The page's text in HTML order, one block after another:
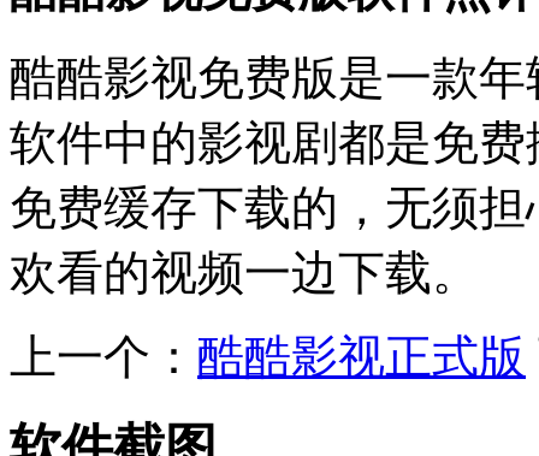
酷酷影视免费版是一款
软件中的影视剧都是免
免费缓存下载的，无须
欢看的视频一边下载。
上一个： 酷酷影视正式版